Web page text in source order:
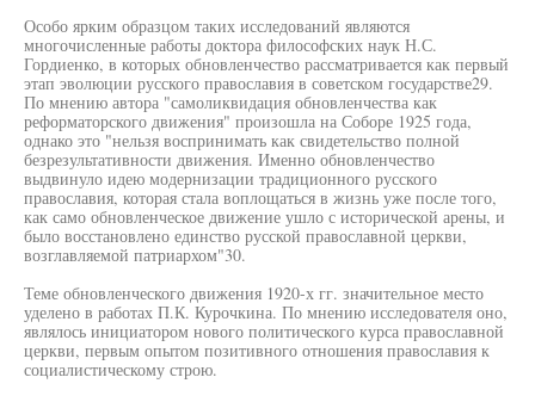
Особо ярким образцом таких исследований являются
многочисленные работы доктора философских наук Н.С.
Гордиенко, в которых обновленчество рассматривается как первый
этап эволюции русского православия в советском государстве29.
По мнению автора "самоликвидация обновленчества как
реформаторского движения" произошла на Соборе 1925 года,
однако это "нельзя воспринимать как свидетельство полной
безрезультативности движения. Именно обновленчество
выдвинуло идею модернизации традиционного русского
православия, которая стала воплощаться в жизнь уже после того,
как само обновленческое движение ушло с исторической арены, и
было восстановлено единство русской православной церкви,
возглавляемой патриархом"30.
Теме обновленческого движения 1920-х гг. значительное место
уделено в работах П.К. Курочкина. По мнению исследователя оно,
являлось инициатором нового политического курса православной
церкви, первым опытом позитивного отношения православия к
социалистическому строю.